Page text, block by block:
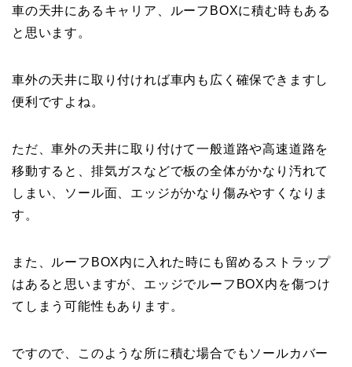
車の天井にあるキャリア、ルーフBOXに積む時もある
と思います。
車外の天井に取り付ければ車内も広く確保できますし
便利ですよね。
ただ、車外の天井に取り付けて一般道路や高速道路を
移動すると、排気ガスなどで板の全体がかなり汚れて
しまい、ソール面、エッジがかなり傷みやすくなりま
す。
また、ルーフBOX内に入れた時にも留めるストラップ
はあると思いますが、エッジでルーフBOX内を傷つけ
てしまう可能性もあります。
ですので、このような所に積む場合でもソールカバー